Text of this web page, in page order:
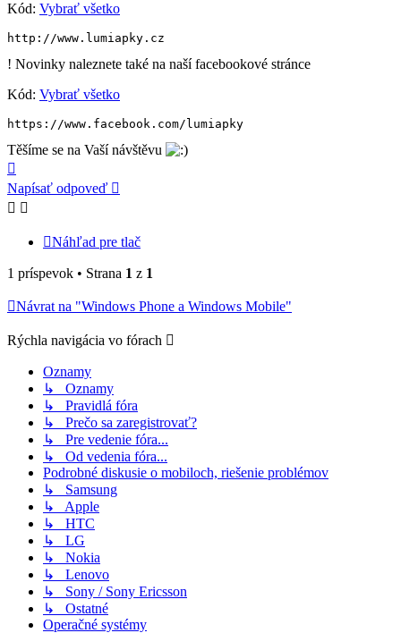
Kód: Vybrať všetko
http://www.lumiapky.cz
! Novinky naleznete také na naší facebookové stránce
Kód: Vybrať všetko
https://www.facebook.com/lumiapky
Těšíme se na Vaší návštěvu
Napísať odpoveď
Náhľad pre tlač
1 príspevok • Strana 1 z 1
Návrat na "Windows Phone a Windows Mobile"
Rýchla navigácia vo fórach
Oznamy
↳ Oznamy
↳ Pravidlá fóra
↳ Prečo sa zaregistrovať?
↳ Pre vedenie fóra...
↳ Od vedenia fóra...
Podrobné diskusie o mobiloch, riešenie problémov
↳ Samsung
↳ Apple
↳ HTC
↳ LG
↳ Nokia
↳ Lenovo
↳ Sony / Sony Ericsson
↳ Ostatné
Operačné systémy